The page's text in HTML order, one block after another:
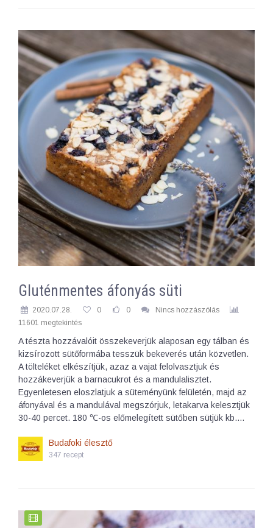
Gluténmentes áfonyás süti
2020.07.28. 0 0
Nincs hozzászólás
11601 megtekintés
A tészta hozzávalóit összekeverjük alaposan egy tálban és
kizsírozott sütőformába tesszük bekeverés után közvetlen.
A tölteléket elkészítjük, azaz a vajat felolvasztjuk és
hozzákeverjük a barnacukrot és a mandulalisztet.
Egyenletesen eloszlatjuk a süteményünk felületén, majd az
áfonyával és a mandulával megszórjuk, letakarva kelesztjük
30-40 percet. 180 ℃-os előmelegített sütőben sütjük kb.…
Budafoki élesztő
347 recept